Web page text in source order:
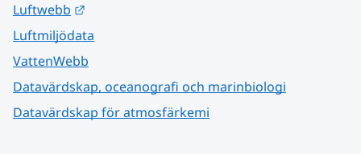
Luftwebb
Luftmiljödata
VattenWebb
Datavärdskap, oceanografi och marinbiologi
Datavärdskap för atmosfärkemi